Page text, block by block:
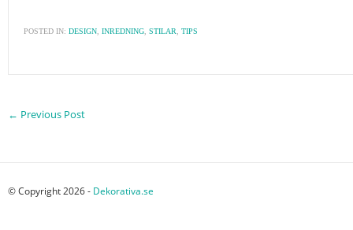
POSTED IN: DESIGN INREDNING STILAR TIPS
← Previous Post
© Copyright 2026 - Dekorativa.se